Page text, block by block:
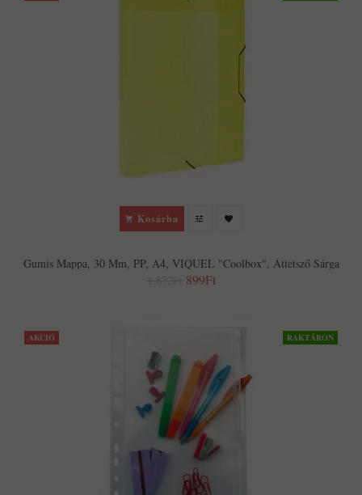
Kosárba
Gumis Mappa, 30 Mm, PP, A4, VIQUEL "Coolbox", Áttetsző Sárga
899Ft
AKCIÓ RAKTÁRON